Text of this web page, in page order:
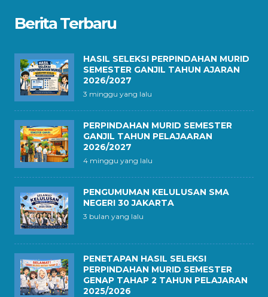
Berita Terbaru
HASIL SELEKSI PERPINDAHAN MURID
SEMESTER GANJIL TAHUN AJARAN
2026/2027
3 minggu yang lalu
PERPINDAHAN MURID SEMESTER
GANJIL TAHUN PELAJAARAN
2026/2027
4 minggu yang lalu
PENGUMUMAN KELULUSAN SMA
NEGERI 30 JAKARTA
3 bulan yang lalu
PENETAPAN HASIL SELEKSI
PERPINDAHAN MURID SEMESTER
GENAP TAHAP 2 TAHUN PELAJARAN
2025/2026